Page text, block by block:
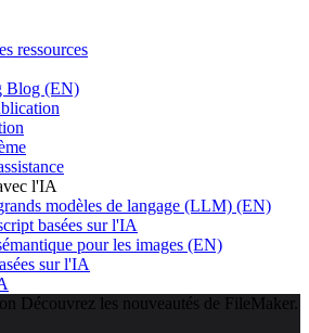
ressources
Blog (EN)
l'IA
modèles de langage (LLM) (EN)
basées sur l'IA
pour les images (EN)
sur l'IA
Découvrez les nouveautés de FileMaker.